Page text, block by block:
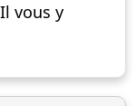
vous y